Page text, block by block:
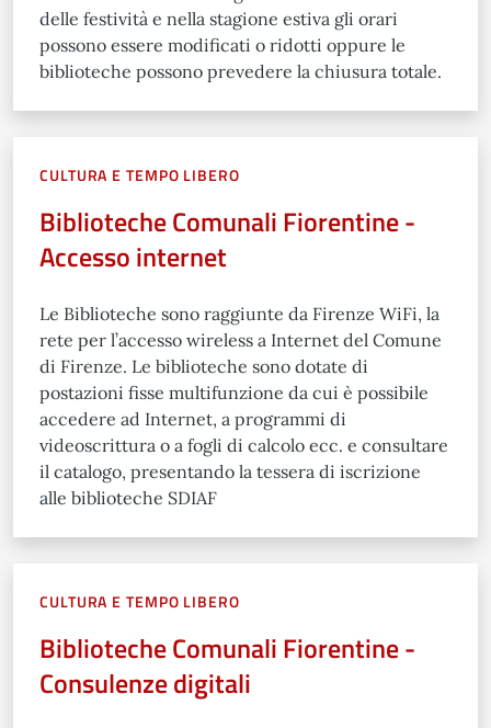
delle festività e nella stagione estiva gli orari
possono essere modificati o ridotti oppure le
biblioteche possono prevedere la chiusura totale.
CULTURA E TEMPO LIBERO
Biblioteche Comunali Fiorentine -
Accesso internet
Le Biblioteche sono raggiunte da Firenze WiFi, la
rete per l’accesso wireless a Internet del Comune
di Firenze. Le biblioteche sono dotate di
postazioni fisse multifunzione da cui è possibile
accedere ad Internet, a programmi di
videoscrittura o a fogli di calcolo ecc. e consultare
il catalogo, presentando la tessera di iscrizione
alle biblioteche SDIAF
CULTURA E TEMPO LIBERO
Biblioteche Comunali Fiorentine -
Consulenze digitali